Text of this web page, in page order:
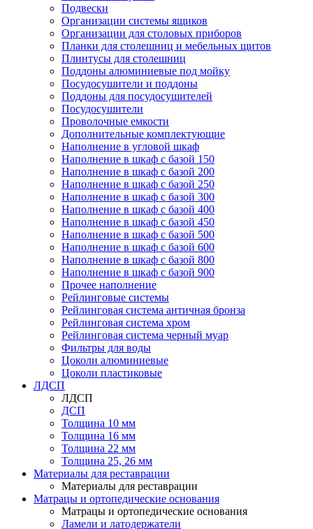
Подвески
Организации системы ящиков
Организации для столовых приборов
Планки для столешниц и мебельных щитов
Плинтусы для столешниц
Поддоны алюминиевые под мойку
Посудосушители и поддоны
Поддоны для посудосушителей
Посудосушители
Проволочные емкости
Дополнительные комплектующие
Наполнение в угловой шкаф
Наполнение в шкаф с базой 150
Наполнение в шкаф с базой 200
Наполнение в шкаф с базой 250
Наполнение в шкаф с базой 300
Наполнение в шкаф с базой 400
Наполнение в шкаф с базой 450
Наполнение в шкаф с базой 500
Наполнение в шкаф с базой 600
Наполнение в шкаф с базой 800
Наполнение в шкаф с базой 900
Прочее наполнение
Рейлинговые системы
Рейлинговая система античная бронза
Рейлинговая система хром
Рейлинговая система черный муар
Фильтры для воды
Цоколи алюминиевые
Цоколи пластиковые
ЛДСП
ЛДСП
ДСП
Толщина 10 мм
Толщина 16 мм
Толщина 22 мм
Толщина 25, 26 мм
Материалы для реставрации
Материалы для реставрации
Матрацы и ортопедические основания
Матрацы и ортопедические основания
Ламели и латодержатели